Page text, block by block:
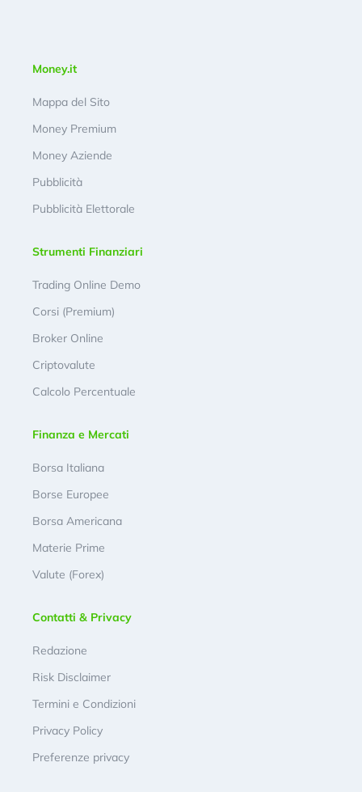
Money.it
Mappa del Sito
Money Premium
Money Aziende
Pubblicità
Pubblicità Elettorale
Strumenti Finanziari
Trading Online Demo
Corsi (Premium)
Broker Online
Criptovalute
Calcolo Percentuale
Finanza e Mercati
Borsa Italiana
Borse Europee
Borsa Americana
Materie Prime
Valute (Forex)
Contatti & Privacy
Redazione
Risk Disclaimer
Termini e Condizioni
Privacy Policy
Preferenze privacy